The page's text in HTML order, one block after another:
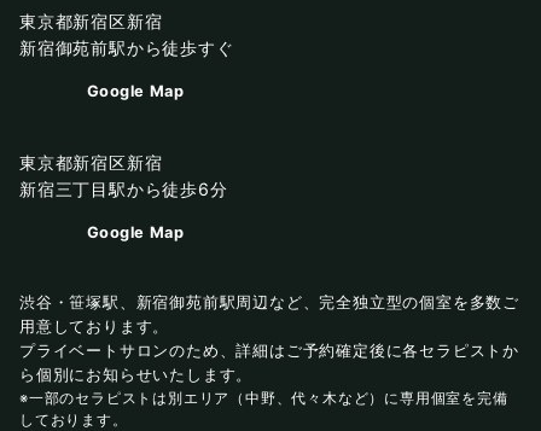
東京都新宿区新宿
新宿御苑前駅から徒歩すぐ
Google Map
東京都新宿区新宿
新宿三丁目駅から徒歩6分
Google Map
渋谷・笹塚駅、新宿御苑前駅周辺など、完全独立型の個室を多数ご
用意しております。
プライベートサロンのため、詳細はご予約確定後に各セラピストか
ら個別にお知らせいたします。
※一部のセラピストは別エリア（中野、代々木など）に専用個室を完備
しております。